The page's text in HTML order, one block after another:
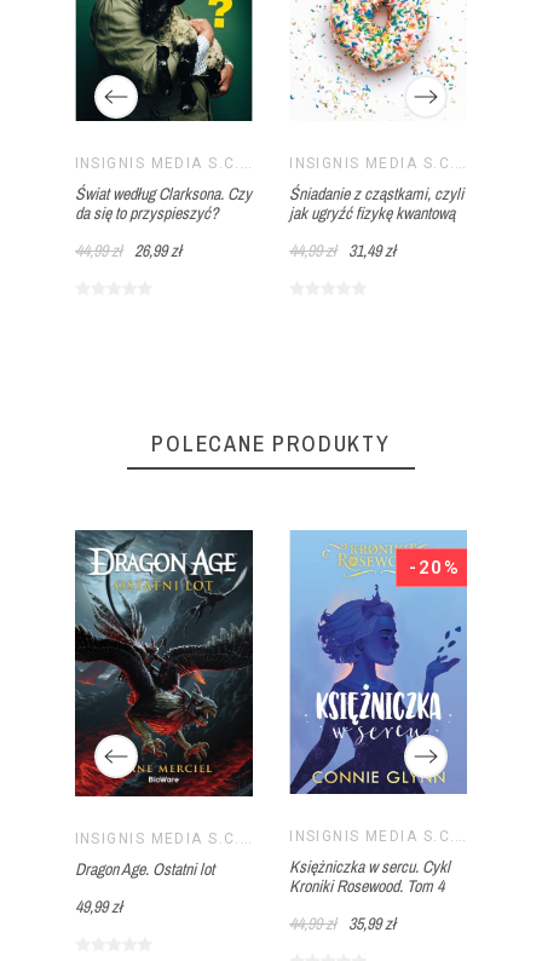
INSIGNIS MEDIA S.C. PAWEŁ BRZOZOWSKI TOMASZ BRZOZOWSKI
Świat według Clarksona. Czy
da się to przyspieszyć?
44,99 zł 26,99 zł
INSIGNIS MEDIA S.C. PAWEŁ BRZOZOWSKI TOMASZ BRZOZOWSKI
Śniadanie z cząstkami, czyli
jak ugryźć fizykę kwantową
44,99 zł
31,49 zł
POLECANE PRODUKTY
INSIGNIS MEDIA S.C. PAWEŁ BRZOZOWSKI TOMASZ BRZOZOWSKI
Dragon Age. Ostatni lot
49,99 zł
INSIGNIS MEDIA S.C. PAWEŁ BRZOZOWSKI TOMASZ BRZOZOWSKI
Księżniczka w sercu. Cykl
Kroniki Rosewood. Tom 4
44,99 zł
35,99 zł
-20%